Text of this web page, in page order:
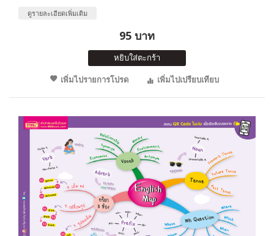
ดูรายละเอียดเพิ่มเติม
95 บาท
หยิบใส่ตะกร้า
เพิ่มไปรายการโปรด
เพิ่มไปเปรียบเทียบ